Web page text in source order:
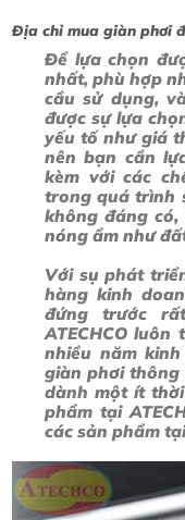
Địa chỉ mua giàn phơi
Để lựa chọn
nhất, phù hợp
cầu sử dụng,
được sự lựa
yếu tố như giá
nên bạn cần
kèm với các
trong quá trình
không đáng
nóng ẩm như
Với sụ phát
hàng kinh
đứng trước
ATECHCO luôn
nhiều năm
giàn phơi thông
dành một ít
phẩm tại
các sản phẩm